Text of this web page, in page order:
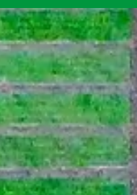
Oberflächen­zentrum
Feld­versuchs­technik